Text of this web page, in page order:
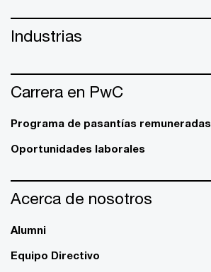
Industrias
Carrera en PwC
Programa de pasantías remuneradas
Oportunidades laborales
Acerca de nosotros
Alumni
Equipo Directivo